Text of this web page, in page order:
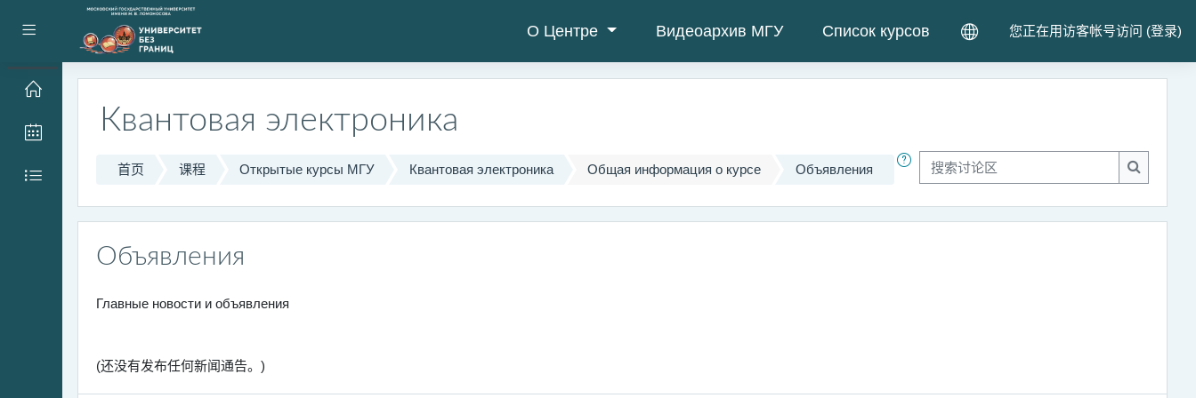
停靠面板 О Центре Видеоархив МГУ Список курсов 您正在用访客帐号访问 (登录)
跳到主要内容
Квантовая электроника
首页 课程 Открытые курсы МГУ Квантовая электроника Общая информация о курсе Объявления 搜索讨论区
搜索讨论
Объявления
Главные новости и объявления
(还没有发布任何新闻通告。)